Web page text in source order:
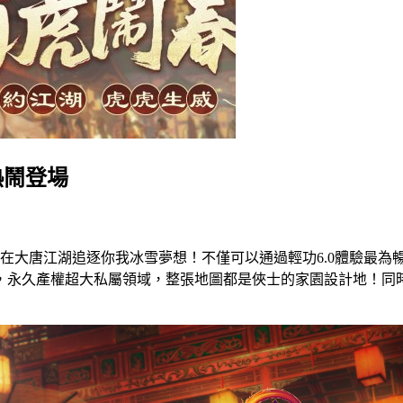
登場
大唐江湖追逐你我冰雪夢想！不僅可以通過輕功6.0體驗最
久產權超大私屬領域，整張地圖都是俠士的家園設計地！